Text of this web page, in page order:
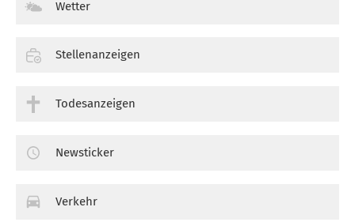
Wetter
Stellenanzeigen
Todesanzeigen
Newsticker
Verkehr